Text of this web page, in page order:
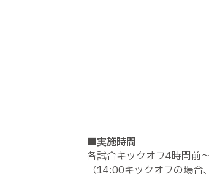
■実施時間
各試合キックオフ4時間前
（14:00キックオフの場合